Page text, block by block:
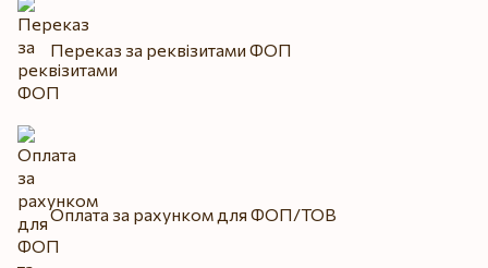
Переказ за реквізитами ФОП
Оплата за рахунком для ФОП/ТОВ